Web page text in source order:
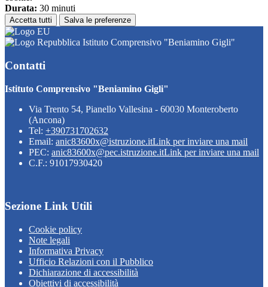
Durata: 30 minuti
Accetta tutti Salva le preferenze
Istituto Comprensivo "Beniamino Gigli"
Contatti
Istituto Comprensivo "Beniamino Gigli"
Via Trento 54, Pianello Vallesina - 60030 Monteroberto
(Ancona)
Tel: +390731702632
Email: anic83600x@istruzione.itLink per inviare una mail
PEC: anic83600x@pec.istruzione.itLink per inviare una mail
C.F.: 91017930420
Sezione Link Utili
Cookie policy
Note legali
Informativa Privacy
Ufficio Relazioni con il Pubblico
Dichiarazione di accessibilità
Obiettivi di accessibilità